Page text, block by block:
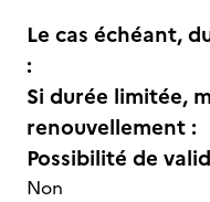
Le cas échéant,
:
Si durée limitée,
renouvellement :
Possibilité de
Non